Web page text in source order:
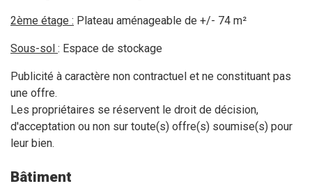
2ème étage : Plateau aménageable de +/- 74 m²
Sous-sol : Espace de stockage
Publicité à caractère non contractuel et ne constituant pas
une offre.
Les propriétaires se réservent le droit de décision,
d'acceptation ou non sur toute(s) offre(s) soumise(s) pour
leur bien.
Bâtiment